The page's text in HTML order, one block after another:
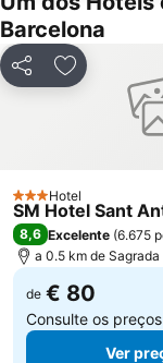
Parque da
Montjuïc
Arco do Triunfo
Distrito Sarrià-Sant
L'Antiga Esquerra de
Universidade de
Barcelona
PartilharAdicionar
3 Estrelas
Hotel
SM Hotel Sant
8,6 Excelente (6.675
a 0.5 km de Sagrada
de € 80
Consulte os
Ver